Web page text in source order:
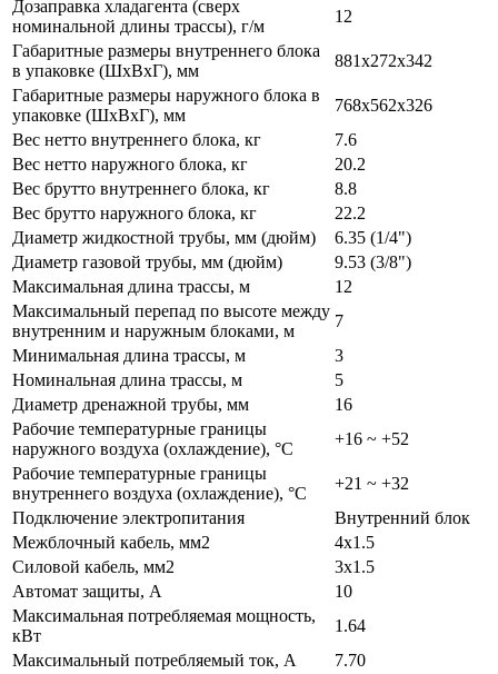
Дозаправка хладагента (сверх
номинальной длины трассы), г/м
12
Габаритные размеры внутреннего блока
в упаковке (ШxВxГ), мм
881x272x342
Габаритные размеры наружного блока в
упаковке (ШxВxГ), мм
768x562x326
Вес нетто внутреннего блока, кг
7.6
Вес нетто наружного блока, кг
20.2
Вес брутто внутреннего блока, кг
8.8
Вес брутто наружного блока, кг
22.2
Диаметр жидкостной трубы, мм (дюйм)
6.35 (1/4")
Диаметр газовой трубы, мм (дюйм)
9.53 (3/8")
Максимальная длина трассы, м
12
Максимальный перепад по высоте между
внутренним и наружным блоками, м
7
Минимальная длина трассы, м
3
Номинальная длина трассы, м
5
Диаметр дренажной трубы, мм
16
Рабочие температурные границы
наружного воздуха (охлаждение), °C
+16 ~ +52
Рабочие температурные границы
внутреннего воздуха (охлаждение), °C
+21 ~ +32
Подключение электропитания
Внутренний блок
Межблочный кабель, мм2
4x1.5
Силовой кабель, мм2
3x1.5
Автомат защиты, А
10
Максимальная потребляемая мощность,
кВт
1.64
Максимальный потребляемый ток, А
7.70